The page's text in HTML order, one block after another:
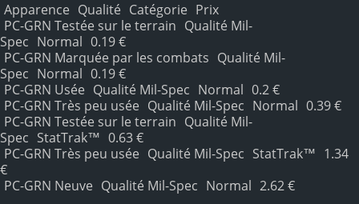
Apparence Qualité Catégorie Prix
PC-GRN Testée sur le terrain Qualité Mil-
Spec Normal 0.19 €
PC-GRN Marquée par les combats Qualité Mil-
Spec Normal 0.19 €
PC-GRN Usée Qualité Mil-Spec Normal 0.2 €
PC-GRN Très peu usée Qualité Mil-Spec Normal 0.39 €
PC-GRN Testée sur le terrain Qualité Mil-
Spec StatTrak™ 0.63 €
PC-GRN Très peu usée Qualité Mil-Spec StatTrak™ 1.34
€
PC-GRN Neuve Qualité Mil-Spec Normal 2.62 €